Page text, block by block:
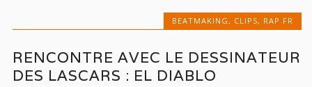
BEATMAKING, CLIPS, RAP FR
RENCONTRE AVEC LE DESSINATEUR
DES LASCARS : EL DIABLO